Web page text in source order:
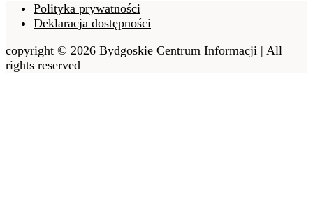
Polityka prywatności
Deklaracja dostępności
copyright © 2026 Bydgoskie Centrum Informacji | All
rights reserved